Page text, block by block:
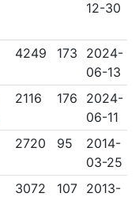
12-30
4249 173
2024-
06-13
2116 176
2024-
06-11
2720 95
2014-
03-25
3072 107
2013-